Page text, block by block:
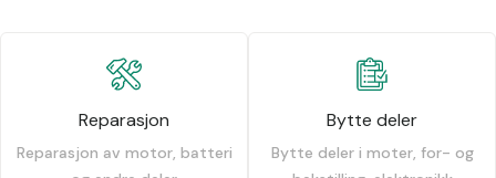
Reparasjon
Reparasjon av motor, batteri
Bytte deler
Bytte deler i moter, for- og